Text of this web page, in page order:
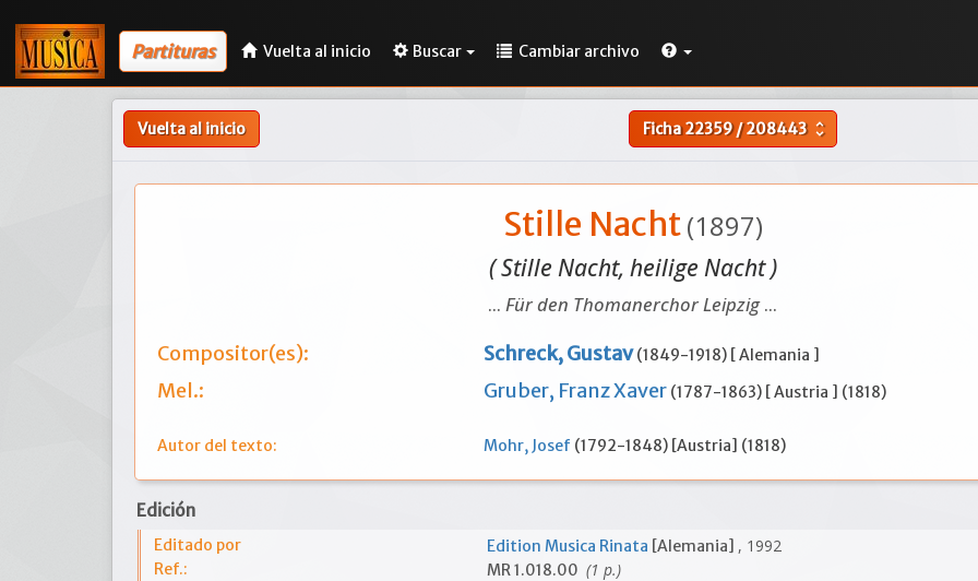
Partituras Vuelta al inicio Buscar Cambiar archivo
Vuelta al inicio Ficha22359/208443 unfold_more
Stille Nacht(1897)
( Stille Nacht, heilige Nacht )
...Für den Thomanerchor Leipzig...
Compositor(es):
Schreck, Gustav (1849-1918) [ Alemania ]
Mel.: Gruber, Franz Xaver (1787-1863) [ Austria ] (1818)
Autor del texto: Mohr, Josef (1792-1848) [Austria] (1818)
Edición
Editado por Edition Musica Rinata [Alemania] , 1992
Ref.: MR 1.018.00 (1 p.)